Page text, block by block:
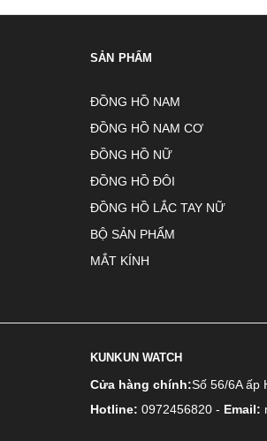
SẢN PHẨM
ĐỒNG HỒ NAM
ĐỒNG HỒ NAM CƠ
ĐỒNG HỒ NỮ
ĐỒNG HỒ ĐÔI
ĐỒNG HỒ LẮC TAY NỮ
BỘ SẢN PHẨM
MẮT KÍNH
KUNKUN WATCH
Cửa hàng chính:Số 56/6A ấp
Hotline: 0972456820 - Email: